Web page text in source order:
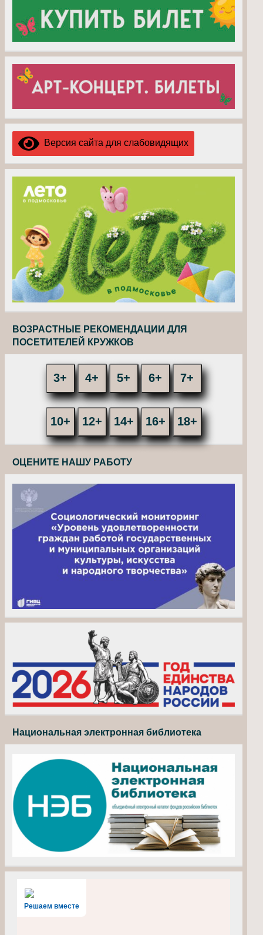
Версия сайта для слабовидящих
ВОЗРАСТНЫЕ РЕКОМЕНДАЦИИ ДЛЯ
ПОСЕТИТЕЛЕЙ КРУЖКОВ
3+ 4+ 5+ 6+ 7+
10+ 12+ 14+ 16+ 18+
ОЦЕНИТЕ НАШУ РАБОТУ
Национальная электронная библиотека
Решаем вместе